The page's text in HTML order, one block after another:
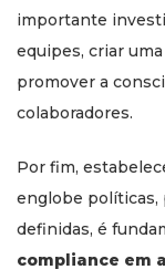
importante
equipes, criar
promover a
colaboradores.
Por fim,
englobe políticas,
definidas, é
compliance em